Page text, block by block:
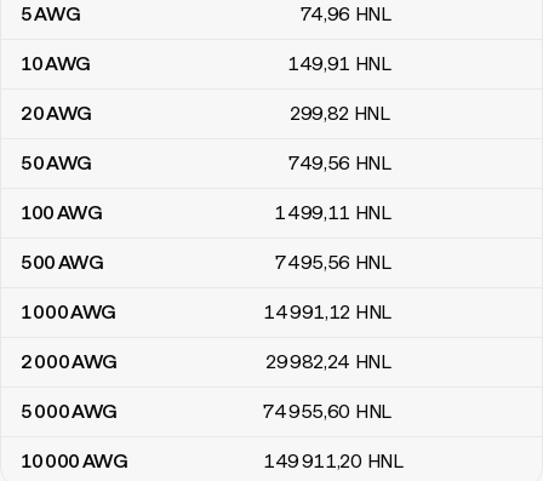
5AWG 74,96 HNL
10AWG 149,91 HNL
20AWG 299,82 HNL
50AWG 749,56 HNL
100AWG 1 499,11 HNL
500AWG 7 495,56 HNL
1 000AWG 14 991,12 HNL
2 000AWG 29 982,24 HNL
5 000AWG 74 955,60 HNL
10 000AWG 149 911,20 HNL